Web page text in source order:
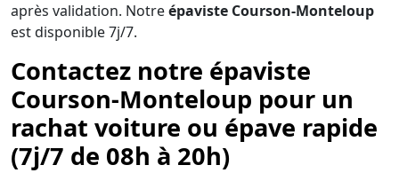
après validation. Notreépaviste Courson-Monteloup
est disponible 7j/7.
Contactez notre épaviste
Courson-Monteloup pour un
rachat voiture ou épave rapide
(7j/7 de 08h à 20h)